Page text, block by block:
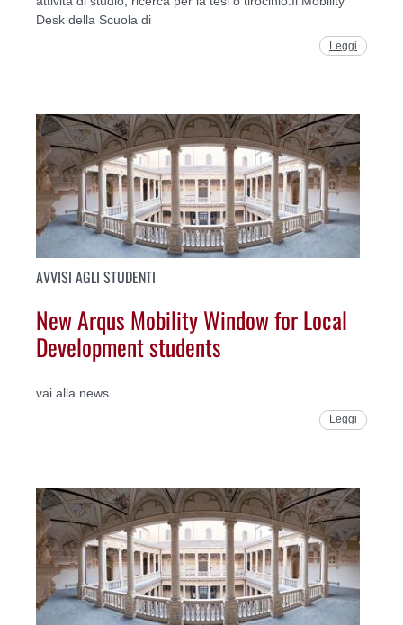
Desk della Scuola di
Leggi
AVVISI AGLI STUDENTI
New Arqus Mobility Window for Local
Development students
vai alla news...
Leggi